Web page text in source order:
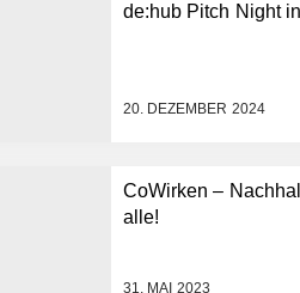
de:hub Pitch Night
20. DEZEMBER 2024
CoWirken –
alle!
31. MAI 2023